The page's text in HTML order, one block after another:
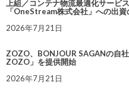
上組／コンテナ物流最適化サービ
「OneStream株式会社」への出資
2026年7月21日
ZOZO、BONJOUR SAGANの自
ZOZO」を提供開始
2026年7月21日